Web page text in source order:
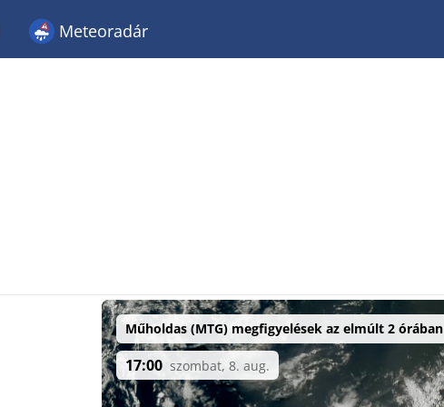
Meteoradár
Műholdas (MTG) megfigyelések az elmúlt 2 órában
17:00 szombat, 8. aug.